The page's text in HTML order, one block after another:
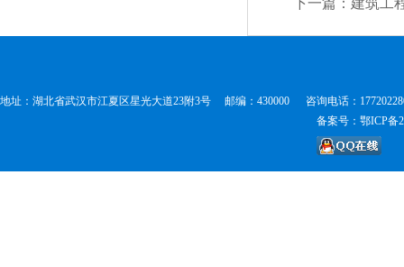
下一篇：建筑工
地址：湖北省武汉市江夏区星光大道23附3号 邮编：430000 咨询电话：
备案号：鄂ICP备